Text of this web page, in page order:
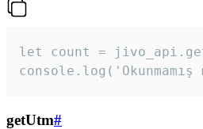
let count =
getUtm#